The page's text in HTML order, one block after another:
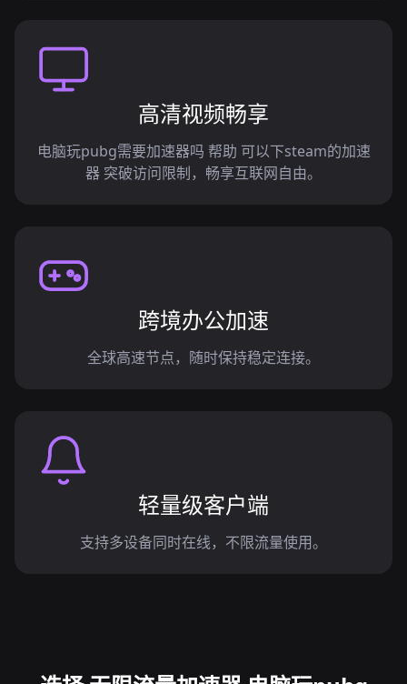
高清视频畅享
电脑玩pubg需要加速器吗 帮助 可以下steam的加速
器 突破访问限制，畅享互联网自由。
跨境办公加速
全球高速节点，随时保持稳定连接。
轻量级客户端
支持多设备同时在线，不限流量使用。